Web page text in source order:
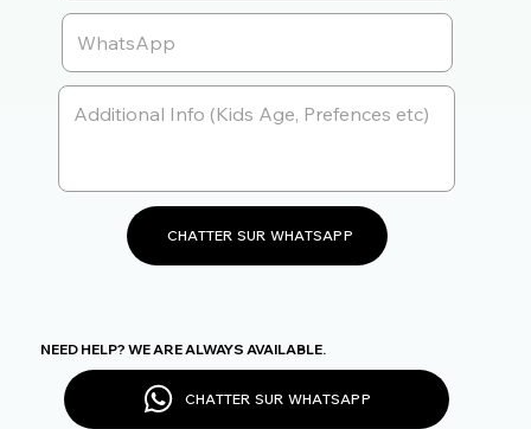
CHATTER SUR WHATSAPP
NEED HELP? WE ARE ALWAYS AVAILABLE.
CHATTER SUR WHATSAPP